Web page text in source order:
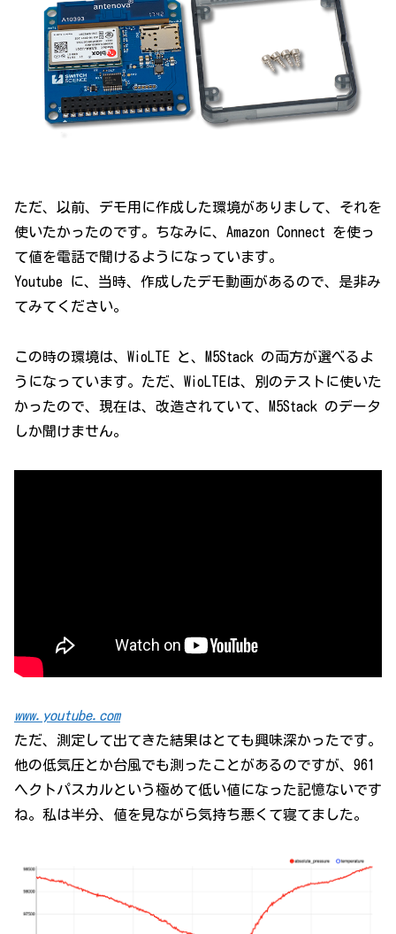
ただ、以前、デモ用に作成した環境がありまして、それを
使いたかったのです。ちなみに、Amazon Connect を使っ
て値を電話で聞けるようになっています。
Youtube に、当時、作成したデモ動画があるので、是非み
てみてください。
この時の環境は、WioLTE と、M5Stack の両方が選べるよ
うになっています。ただ、WioLTEは、別のテストに使いた
かったので、現在は、改造されていて、M5Stack のデータ
しか聞けません。
www.youtube.com
ただ、測定して出てきた結果はとても興味深かったです。
他の低気圧とか台風でも測ったことがあるのですが、961
ヘクトパスカルという極めて低い値になった記憶ないです
ね。私は半分、値を見ながら気持ち悪くて寝てました。